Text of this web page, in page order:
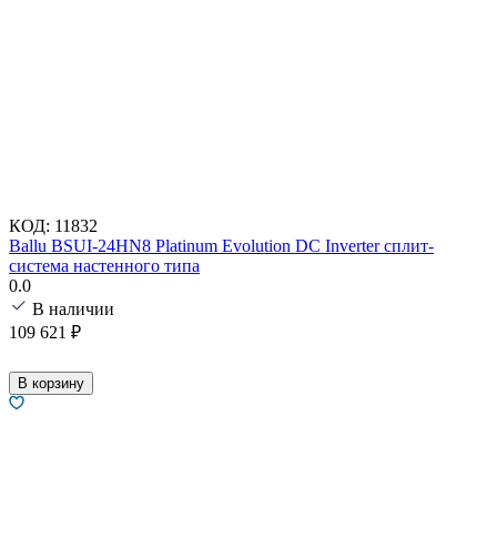
КОД: 11832
Ballu BSUI-24HN8 Platinum Evolution DC Inverter сплит-
система настенного типа
0.0
В наличии
109 621 ₽
В корзину